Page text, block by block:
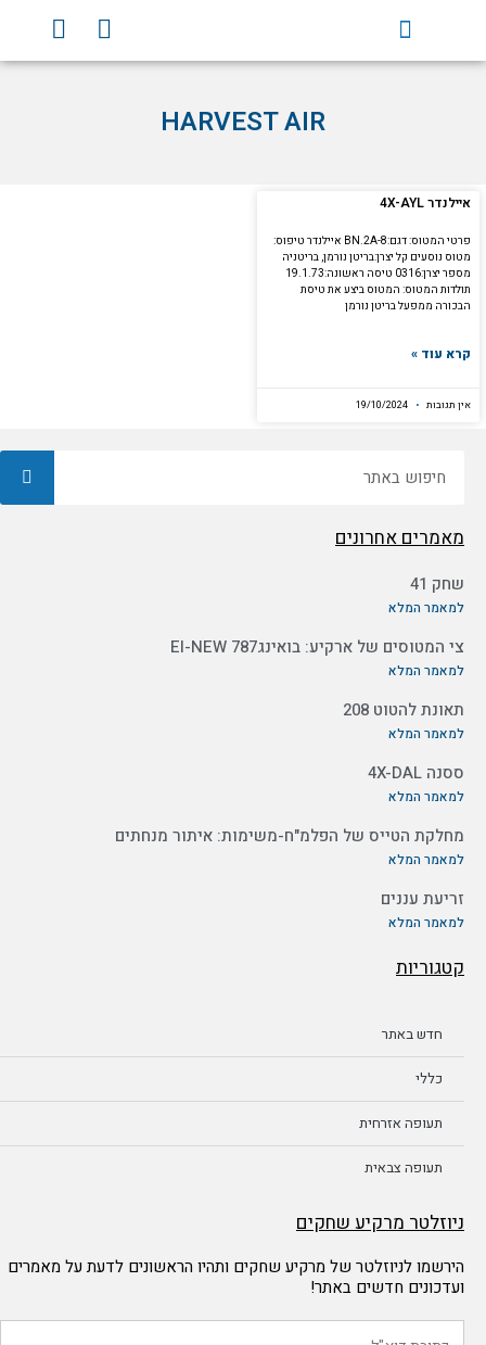
F
a
c
Y
o
u
HARVEST AIR
איילנדר 4X-AYL
פרטי המטוס: דגם:BN.2A-8 איילנדר טיפוס:
מטוס נוסעים קל יצרן:בריטן נורמן, בריטניה
מספר יצרן:0316 טיסה ראשונה:19.1.73
תולדות המטוס: המטוס ביצע את טיסת
הבכורה ממפעל בריטן נורמן
קרא עוד »
אין תגובות
מאמרים אחרונים
שחק 41
למאמר המלא
צי המטוסים של ארקיע: בואינג787 EI-NEW
למאמר המלא
תאונת להטוט 208
למאמר המלא
ססנה 4X-DAL
למאמר המלא
מחלקת הטייס של הפלמ"ח-משימות: איתור מנחתים
למאמר המלא
זריעת עננים
למאמר המלא
קטגוריות
חדש באתר
כללי
תעופה אזרחית
תעופה צבאית
ניוזלטר מרקיע שחקים
הירשמו לניוזלטר של מרקיע שחקים ותהיו הראשונים לדעת על מאמרים
ועדכונים חדשים באתר!